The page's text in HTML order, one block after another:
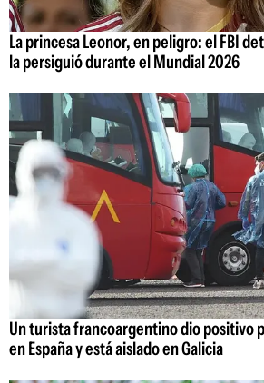
La princesa Leonor, en peligro: el FBI
la persiguió durante el Mundial 2026
Un turista francoargentino dio positivo
en España y está aislado en Galicia